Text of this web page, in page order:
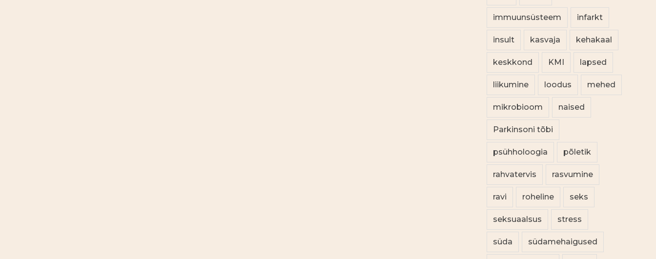
immuunsüsteem infarkt
insult kasvaja kehakaal
keskkond KMI lapsed
liikumine loodus mehed
mikrobioom naised
Parkinsoni tõbi
psühholoogia põletik
rahvatervis rasvumine
ravi roheline seks
seksuaalsus stress
süda südamehaigused